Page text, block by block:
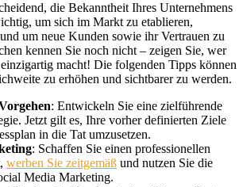
die Bekanntheit Ihres Unternehmens
um sich im Markt zu etablieren,
um neue Kunden sowie ihr Vertrauen zu
kennen Sie noch nicht – zeigen Sie, wer
macht! Die folgenden Tipps können
zu erhöhen und sichtbarer zu werden.
: Entwickeln Sie eine zielführende
Jetzt gilt es, Ihre vorher definierten Ziele
in die Tat umzusetzen.
: Schaffen Sie einen professionellen
werben Sie zeitgemäß und nutzen Sie die
Media Marketing.